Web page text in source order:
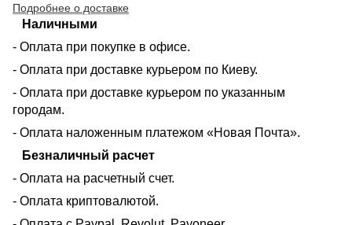
Подробнее о доставке
Наличными
- Оплата при покупке в офисе.
- Оплата при доставке курьером по Киеву.
- Оплата при доставке курьером по указанным
городам.
- Оплата наложенным платежом «Новая Почта».
Безналичный расчет
- Оплата на расчетный счет.
- Оплата криптовалютой.